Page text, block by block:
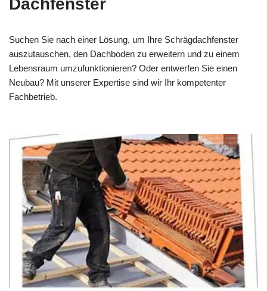
Dachfenster
Suchen Sie nach einer Lösung, um Ihre Schrägdachfenster
auszutauschen, den Dachboden zu erweitern und zu einem
Lebensraum umzufunktionieren? Oder entwerfen Sie einen
Neubau? Mit unserer Expertise sind wir Ihr kompetenter
Fachbetrieb.